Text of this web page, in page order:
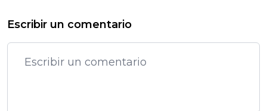
Escribir un comentario